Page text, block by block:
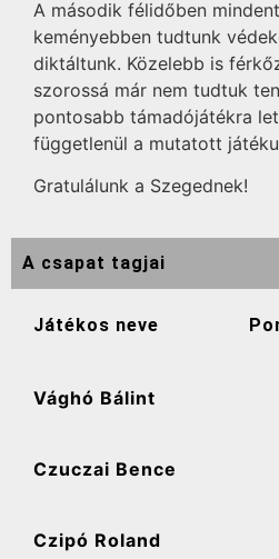
A második félidőben
keményebben tudtunk
diktáltunk. Közelebb is
szorossá már nem tudtuk
pontosabb támadójátékra
függetlenül a mutatott
Gratulálunk a Szegednek!
A csapat tagjai
Játékos neve
Vághó Bálint
Czuczai Bence
Czipó Roland